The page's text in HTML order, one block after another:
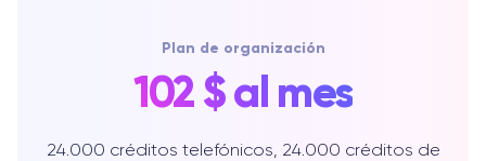
Plan de organización
102 $ al mes
24.000 créditos telefónicos, 24.000 créditos de